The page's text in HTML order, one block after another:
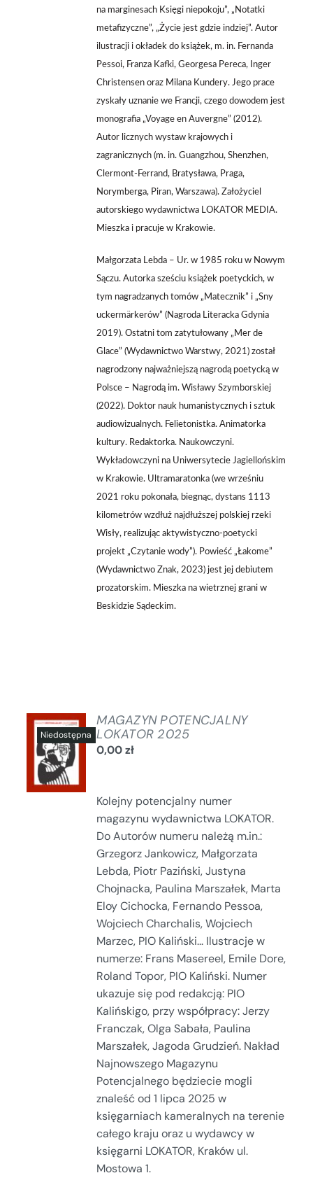
na marginesach Księgi niepokoju”, „Notatki
metafizyczne”, „Życie jest gdzie indziej”. Autor
ilustracji i okładek do książek, m. in. Fernanda
Pessoi, Franza Kafki, Georgesa Pereca, Inger
Christensen oraz Milana Kundery. Jego prace
zyskały uznanie we Francji, czego dowodem jest
monografia „Voyage en Auvergne” (2012).
Autor licznych wystaw krajowych i
zagranicznych (m. in. Guangzhou, Shenzhen,
Clermont-Ferrand, Bratysława, Praga,
Norymberga, Piran, Warszawa). Założyciel
autorskiego wydawnictwa LOKATOR MEDIA.
Mieszka i pracuje w Krakowie.
Małgorzata Lebda – Ur. w 1985 roku w Nowym
Sączu. Autorka sześciu książek poetyckich, w
tym nagradzanych tomów „Matecznik” i „Sny
uckermärkerów” (Nagroda Literacka Gdynia
2019). Ostatni tom zatytułowany „Mer de
Glace” (Wydawnictwo Warstwy, 2021) został
nagrodzony najważniejszą nagrodą poetycką w
Polsce – Nagrodą im. Wisławy Szymborskiej
(2022). Doktor nauk humanistycznych i sztuk
audiowizualnych. Felietonistka. Animatorka
kultury. Redaktorka. Naukowczyni.
Wykładowczyni na Uniwersytecie Jagiellońskim
w Krakowie. Ultramaratonka (we wrześniu
2021 roku pokonała, biegnąc, dystans 1113
kilometrów wzdłuż najdłuższej polskiej rzeki
Wisły, realizując aktywistyczno-poetycki
projekt „Czytanie wody”). Powieść „Łakome”
(Wydawnictwo Znak, 2023) jest jej debiutem
prozatorskim. Mieszka na wietrznej grani w
Beskidzie Sądeckim.
SZCZEGÓŁY
MAGAZYN POTENCJALNY
LOKATOR 2025
0,00zł
Kolejny potencjalny numer
magazynu wydawnictwa LOKATOR.
Do Autorów numeru należą m.in.:
Grzegorz Jankowicz, Małgorzata
Lebda, Piotr Paziński, Justyna
Chojnacka, Paulina Marszałek, Marta
Eloy Cichocka, Fernando Pessoa,
Wojciech Charchalis, Wojciech
Marzec, PIO Kaliński... Ilustracje w
numerze: Frans Masereel, Emile Dore,
Roland Topor, PIO Kaliński. Numer
ukazuje się pod redakcją: PIO
Kalińskigo, przy współpracy: Jerzy
Franczak, Olga Sabała, Paulina
Marszałek, Jagoda Grudzień. Nakład
Najnowszego Magazynu
Potencjalnego będziecie mogli
znaleść od 1 lipca 2025 w
księgarniach kameralnych na terenie
całego kraju oraz u wydawcy w
księgarni LOKATOR, Kraków ul.
Mostowa 1.